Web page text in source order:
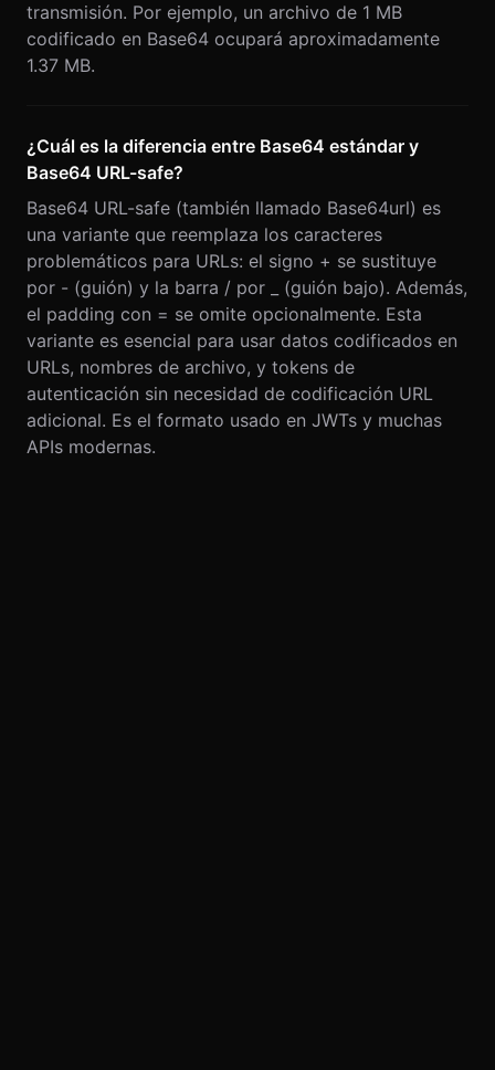
transmisión. Por ejemplo, un archivo de 1 MB
codificado en Base64 ocupará aproximadamente
1.37 MB.
¿Cuál es la diferencia entre Base64 estándar y
Base64 URL-safe?
Base64 URL-safe (también llamado Base64url) es
una variante que reemplaza los caracteres
problemáticos para URLs: el signo + se sustituye
por - (guión) y la barra / por _ (guión bajo). Además,
el padding con = se omite opcionalmente. Esta
variante es esencial para usar datos codificados en
URLs, nombres de archivo, y tokens de
autenticación sin necesidad de codificación URL
adicional. Es el formato usado en JWTs y muchas
APIs modernas.